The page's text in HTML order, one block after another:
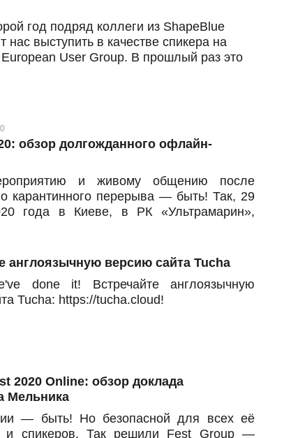
год подряд коллеги из ShapeBlue
нас выступить в качестве спикера на
User Group. В прошлый раз это
обзор долгожданного офлайн-
и живому общению после
карантинного перерыва — быть! Так, 29
года в Киеве, в РК «Ультрамарин»,
DVOMA от организаторов
сотен участников, более 20
масштабная выставка и активный
— вот кратко о том, что происходило в ту
англоязычную версию сайта Tucha
done it! Встречайте англоязычную
Tucha: https://tucha.cloud!
2020 Online: обзор доклада
Мельника
— быть! Но безопасной для всех её
и спикеров. Так решили Fest Group —